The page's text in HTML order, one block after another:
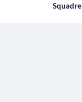
Squadre